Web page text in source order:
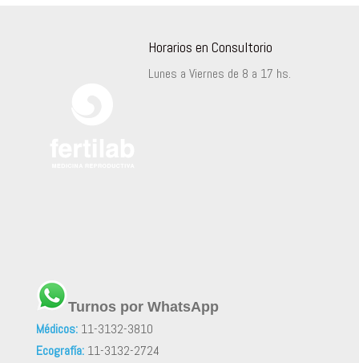
Horarios en Consultorio
Lunes a Viernes de 8 a 17 hs.
Turnos por WhatsApp
Médicos: 11-3132-3810
Ecografía: 11-3132-2724